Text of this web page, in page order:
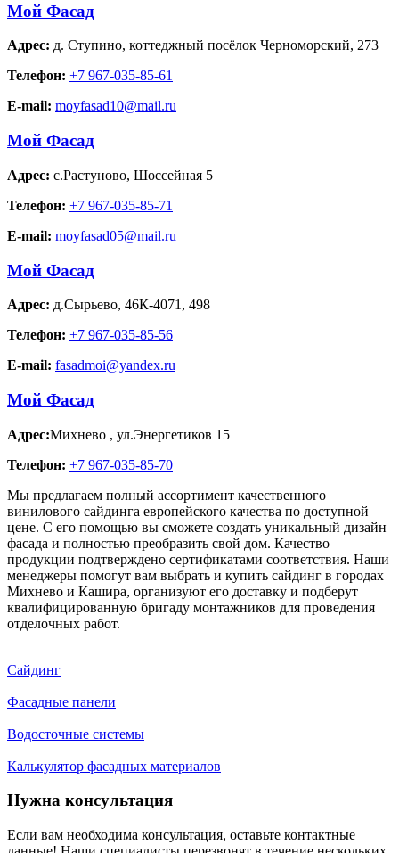
Мой Фасад
Адрес: д. Ступино, коттеджный посёлок Черноморский, 273
Телефон: +7 967-035-85-61
E-mail: moyfasad10@mail.ru
Мой Фасад
Адрес: с.Растуново, Шоссейная 5
Телефон: +7 967-035-85-71
E-mail: moyfasad05@mail.ru
Мой Фасад
Адрес: д.Сырьево, 46К-4071, 498
Телефон: +7 967-035-85-56
E-mail: fasadmoi@yandex.ru
Мой Фасад
Адрес:Михнево , ул.Энергетиков 15
Телефон: +7 967-035-85-70
Мы предлагаем полный ассортимент качественного
винилового сайдинга европейского качества по доступной
цене. С его помощью вы сможете создать уникальный дизайн
фасада и полностью преобразить свой дом. Качество
продукции подтверждено сертификатами соответствия. Наши
менеджеры помогут вам выбрать и купить сайдинг в городах
Михнево и Кашира, организуют его доставку и подберут
квалифицированную бригаду монтажников для проведения
отделочных работ.
Сайдинг
Фасадные панели
Водосточные системы
Калькулятор фасадных материалов
Нужна консультация
Если вам необходима консультация, оставьте контактные